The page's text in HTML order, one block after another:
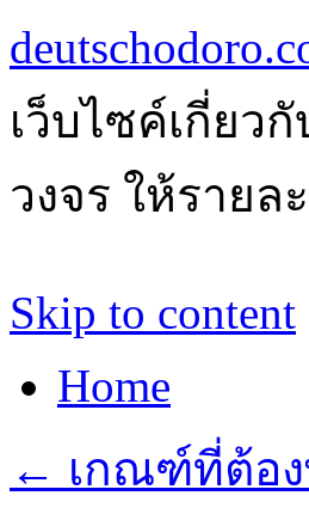
เว็บไซค์เกี่ยว
วงจร ให้ราย
Skip to content
Home
← เกณฑ์ที่ต้อ